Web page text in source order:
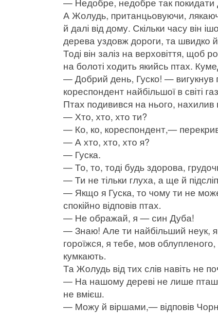
А Жолудь, пританцьовуючи,
й далі від дому. Скільки часу він
дерева уздовж дороги, та швидко
Тоді він заліз на верховіття, щоб
на болоті ходить якийсь птах.
— Добрий день, Гуско! —
кореспондент найбільшої в світі
Птах подивився на нього,
— Хто, хто, хто ти?
— Ко, ко, кореспондент,—
— А хто, хто, хто я?
— Гуска.
— То, то, тоді будь здорова,
— Ти не тільки глуха, а ще й
— Якщо я Гуска, то чому ти не
спокійно відповів птах.
— Не ображай, я — син Дуба!
— Знаю! Але ти найбільший неук,
гороїжся, я тебе, мов
кумкають.
Та Жолудь від тих слів навіть не
— На нашому дереві не лише
не вмієш.
— Можу й віршами,— відповів